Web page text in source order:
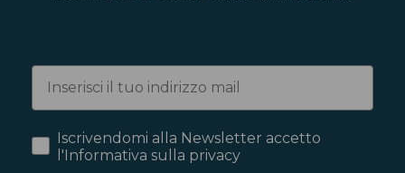
Iscrivendomi alla Newsletter accetto
l'Informativa sulla privacy